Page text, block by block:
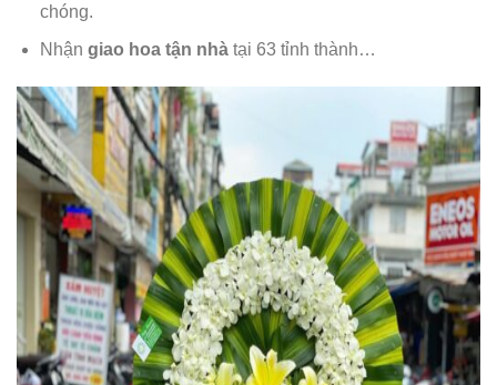
chóng.
Nhận giao hoa tận nhàtại 63 tỉnh thành…